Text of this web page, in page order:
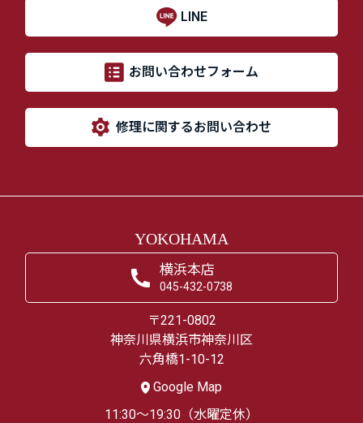
LINE
お問い合わせフォーム
修理に関するお問い合わせ
YOKOHAMA
横浜本店
045-432-0738
〒221-0802
神奈川県横浜市神奈川区
六角橋1-10-12
Google Map
11:30～19:30（水曜定休）